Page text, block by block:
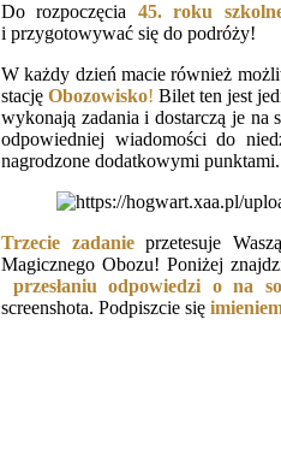
Do rozpoczęcia 45. roku
i przygotowywać się do podróży!
W każdy dzień macie również
stację Obozowisko! Bilet ten jest
wykonają zadania i dostarczą je na
odpowiedniej wiadomości do
nagrodzone dodatkowymi
Trzecie zadanieprzetesuje
Magicznego Obozu! Poniżej
przesłaniu odpowiedzi o na
screenshota. Podpiszcie się